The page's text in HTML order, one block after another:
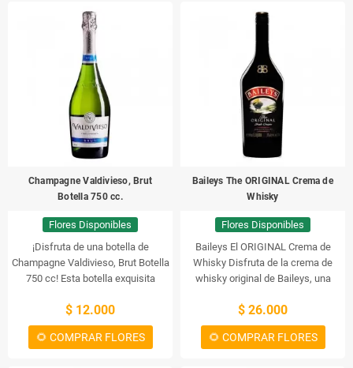
aperitivos o comidas ligeras.
¡Disfruta de una deliciosa copa de
Espumante rosé Valdivieso 12
Grados 750 cc!
Champagne Valdivieso, Brut
Botella 750 cc.
Flores Disponibles
¡Disfruta de una botella de
Champagne Valdivieso, Brut Botella
750 cc! Esta botella exquisita
espumosa cuyo sabor y aroma te
dejarán satisfecho.
$ 12.000
🌻 COMPRAR FLORES
Baileys The ORIGINAL Crema de
Whisky
Flores Disponibles
Baileys El ORIGINAL Crema de
Whisky Disfruta de la crema de
whisky original de Baileys, una
crema y una selección de
ingredientes naturales. Baileys El
ORIGINAL Crema de Whisky es
$ 26.000
🌻 COMPRAR FLORES